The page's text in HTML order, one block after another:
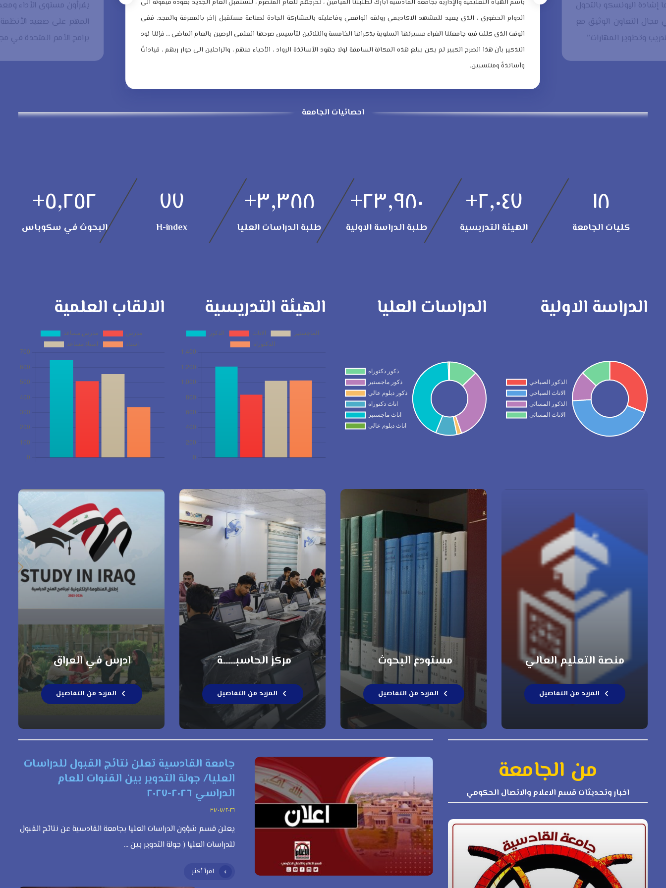
إشادة اليونسكو بالتحول
مجال التعاون الوثيق مع
وتطوير المهارات.”
بآسم الهيأة التعليمية والإدارية بجامعة القادسية أبارك لطلبتنا الميامين ، تخرجهم للعام المنصرم ، لنستقبل العام الجديد بعودة ميمونة الى
الدوام الحضوري ، الذي يعيد للمشهد الاكاديمي رونقه الواقعي وفاعليته بالمشاركة الجادة لصناعة مستقبل زاخر بالمعرفة والمجد. ففي
الوقت الذي كللت فيه جامعتنا الغراء مسيرتها السنوية بذكراها الخامسة والثلاثين لتأسيس صرحها العلمي الرصين بالعام الماضي … فإننا نود
التذكير بأن هذا الصرح الكبير لم يكن يبلغ هذه المكانة السامقة لولا جهود الأساتذة الرواد ، الأحياء منهم ، والراحلين الى جوار ربهم ، قياداتً
وأساتذةً ومنتسبين.
يقرأون مستوى الأداء
المهم على صعيد الأنظمة
برامج الأمم المتحدة في
احصائيات الجامعة
٥,٢٥٢+
البحوث في سكوباس
٧٧
H-index
٣,٣٨٨+
طلبة الدراسات العليا
٢٣,٩٨٠+
طلبة الدراسة الاولية
٢,٠٤٧+
الهيئة التدريسية
١٨
كليات الجامعة
الالقاب العلمية الهيئة التدريسية الدراسات العليا الدراسة الاولية
ادرس في العراق
المزيد من التفاصيل
مركز الحاسبـــــة
المزيد من التفاصيل
مستودع البحوث
المزيد من التفاصيل
منصة التعليم العالي
المزيد من التفاصيل
جامعة القادسية تعلن نتائج القبول للدراسات
العليا/ جولة التدوير بين القنوات للعام
الدراسي ٢٠٢٦-٢٠٢٧
٣١/٠٧/٢٠٢٦
يعلن قسم شؤون الدراسات العليا بجامعة القادسية عن نتائج القبول
للدراسات العليا ( جولة التدوير بين ...
اقرأ أكثر
من الجامعة
اخبار وتحديثات قسم الاعلام والاتصال الحكومي